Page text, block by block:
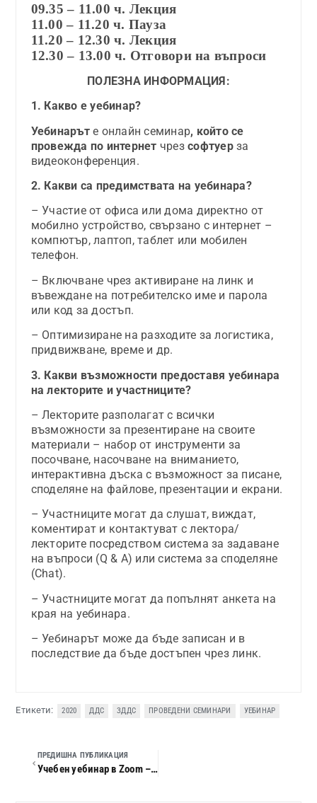
09.35 – 11.00 ч. Лекция
11.00 – 11.20 ч. Пауза
11.20 – 12.30 ч. Лекция
12.30 – 13.00 ч. Отговори на въпроси
ПОЛЕЗНА ИНФОРМАЦИЯ:
1. Какво е уебинар?
Уебинаръте онлайн семинар, който се
провежда по интернет чрезсофтуерза
видеоконференция.
2. Какви са предимствата на уебинара?
– Участие от офиса или дома директно от
мобилно устройство, свързано с интернет –
компютър, лаптоп, таблет или мобилен
телефон.
– Включване чрез активиране на линк и
въвеждане на потребителско име и парола
или код за достъп.
– Оптимизиране на разходите за логистика,
придвижване, време и др.
3. Какви възможности предоставя уебинара
на лекторите и участниците?
– Лекторите разполагат с всички
възможности за презентиране на своите
материали – набор от инструменти за
посочване, насочване на вниманието,
интерактивна дъска с възможност за писане,
споделяне на файлове, презентации и екрани.
– Участниците могат да слушат, виждат,
коментират и контактуват с лектора/
лекторите посредством система за задаване
на въпроси (Q & A) или система за споделяне
(Chat).
– Участниците могат да попълнят анкета на
края на уебинара.
– Уебинарът може да бъде записан и в
последствие да бъде достъпен чрез линк.
Етикети: 2020 ДДС ЗДДС ПРОВЕДЕНИ СЕМИНАРИ УЕБИНАР
ПРЕДИШНА ПУБЛИКАЦИЯ
Учебен уебинар в Zoom – Актуални въпроси на данъка върху доходите на физическите лица за 2020 г.